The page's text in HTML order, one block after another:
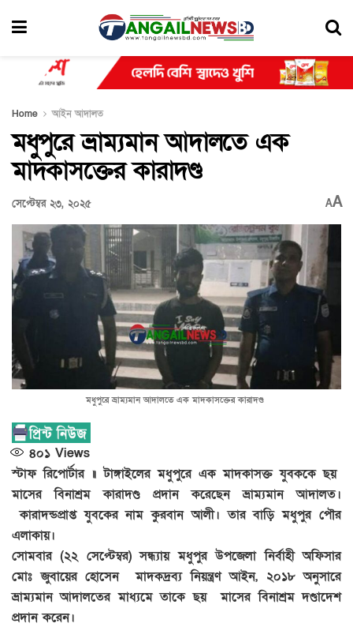
Home আইন আদালত
মধুপুরে ভ্রাম্যমান আদালতে এক
মাদকাসক্তের কারাদণ্ড
সেপ্টেম্বর ২৩, ২০২৫ AA
মধুপুরে ভ্রাম্যমান আদালতে এক মাদকাসক্তের কারাদণ্ড
৪০১ Views
স্টাফ রিপোর্টার ॥টাঙ্গাইলের মধুপুরে এক মাদকাসক্ত যুবককে ছয়
মাসের বিনাশ্রম কারাদণ্ড প্রদান করেছেন ভ্রাম্যমান আদালত।
কারাদন্ডপ্রাপ্ত যুবকের নাম কুরবান আলী। তার বাড়ি মধুপুর পৌর
এলাকায়।
সোমবার (২২ সেপ্টেম্বর) সন্ধ্যায় মধুপুর উপজেলা নির্বাহী অফিসার
মোঃ জুবায়ের হোসেন মাদকদ্রব্য নিয়ন্ত্রণ আইন, ২০১৮ অনুসারে
ভ্রাম্যমান আদালতের মাধ্যমে তাকে ছয় মাসের বিনাশ্রম দণ্ডাদেশ
প্রদান করেন।